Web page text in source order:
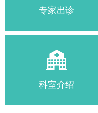
专家出诊
科室介绍